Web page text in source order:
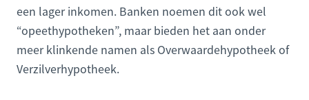
een lager inkomen. Banken noemen dit ook wel
“opeethypotheken”, maar bieden het aan onder
meer klinkende namen als Overwaardehypotheek of
Verzilverhypotheek.